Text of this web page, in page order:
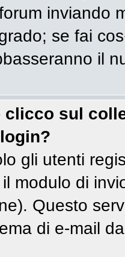
inviando
se fai
il
sul
gli utenti
modulo di
Questo
di e-mail